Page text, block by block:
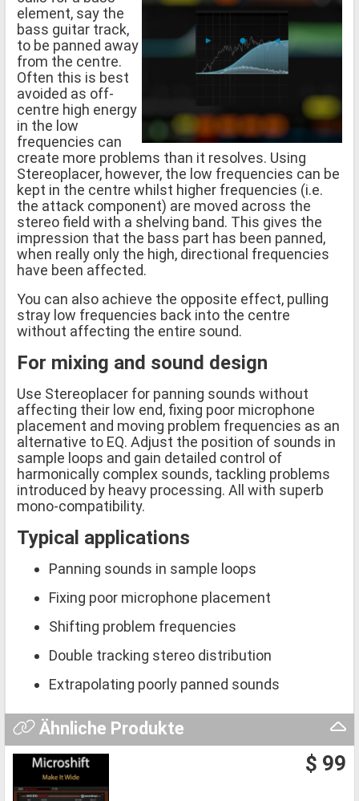
element, say the
bass guitar track,
to be panned away
from the centre.
Often this is best
avoided as off-
centre high energy
in the low
frequencies can
create more problems than it resolves. Using
Stereoplacer, however, the low frequencies can be
kept in the centre whilst higher frequencies (i.e.
the attack component) are moved across the
stereo field with a shelving band. This gives the
impression that the bass part has been panned,
when really only the high, directional frequencies
have been affected.
You can also achieve the opposite effect, pulling
stray low frequencies back into the centre
without affecting the entire sound.
For mixing and sound design
Use Stereoplacer for panning sounds without
affecting their low end, fixing poor microphone
placement and moving problem frequencies as an
alternative to EQ. Adjust the position of sounds in
sample loops and gain detailed control of
harmonically complex sounds, tackling problems
introduced by heavy processing. All with superb
mono-compatibility.
Typical applications
Panning sounds in sample loops
Fixing poor microphone placement
Shifting problem frequencies
Double tracking stereo distribution
Extrapolating poorly panned sounds
Ähnliche Produkte
$ 99